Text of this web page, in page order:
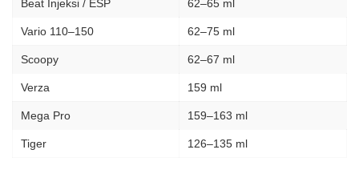
Beat Injeksi / ESP 62–65 ml
Vario 110–150 62–75 ml
Scoopy 62–67 ml
Verza 159 ml
Mega Pro 159–163 ml
Tiger 126–135 ml